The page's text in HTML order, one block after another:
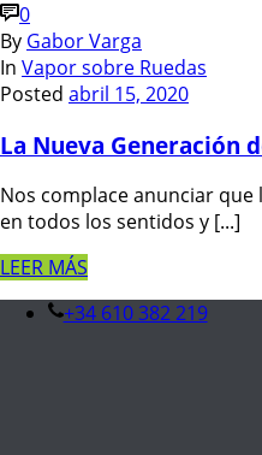
0
By Gabor Varga
In Vapor sobre Ruedas
Posted abril 15, 2020
La Nueva Generación
Nos complace anunciar que
en todos los sentidos y [...]
LEER MÁS
+34 610 382 219